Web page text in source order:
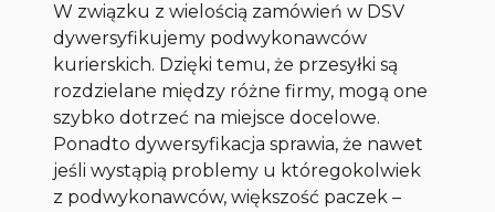
W związku z wielością zamówień w DSV
dywersyfikujemy podwykonawców
kurierskich. Dzięki temu, że przesyłki są
rozdzielane między różne firmy, mogą one
szybko dotrzeć na miejsce docelowe.
Ponadto dywersyfikacja sprawia, że nawet
jeśli wystąpią problemy u któregokolwiek
z podwykonawców, większość paczek –